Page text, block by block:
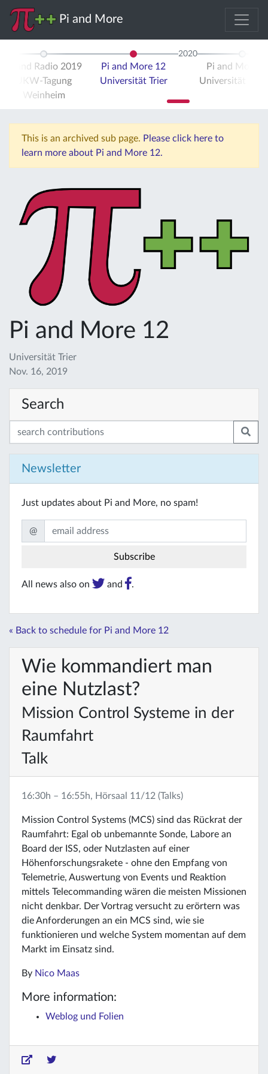
Pi and More
Pi and Radio 2019
UKW-Tagung
Weinheim
Pi and More 12
Universität Trier
2020
Pi and More
Universität
This is an archived sub page. Please click here to
learn more about Pi and More 12.
Pi and More 12
Universität Trier
Nov. 16, 2019
Search
Newsletter
Just updates about Pi and More, no spam!
@
All news also on and .
« Back to schedule for Pi and More 12
Wie kommandiert man
eine Nutzlast?
Mission Control Systeme in der
Raumfahrt
Talk
16:30h – 16:55h, Hörsaal 11/12 (Talks)
Mission Control Systems (MCS) sind das Rückrat der
Raumfahrt: Egal ob unbemannte Sonde, Labore an
Board der ISS, oder Nutzlasten auf einer
Höhenforschungsrakete - ohne den Empfang von
Telemetrie, Auswertung von Events und Reaktion
mittels Telecommanding wären die meisten Missionen
nicht denkbar. Der Vortrag versucht zu erörtern was
die Anforderungen an ein MCS sind, wie sie
funktionieren und welche System momentan auf dem
Markt im Einsatz sind.
By Nico Maas
More information:
Weblog und Folien